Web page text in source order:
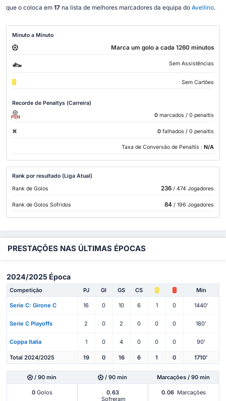
que o coloca em 17na lista de melhores marcadores da equipa do Avellino.
Minuto a Minuto
Marca um golo a cada 1260 minutos
Sem Assistências
Sem Cartões
Recorde de Penaltys (Carreira)
PEN 0 marcados / 0 penaltis
0 falhados / 0 penaltis
Taxa de Conversão de Penaltis : N/A
Rank por resultado (Liga Atual)
Rank de Golos
236/ 474 Jogadores
Rank de Golos Sofridos 84/ 196 Jogadores
PRESTAÇÕES NAS ÚLTIMAS ÉPOCAS
2024/2025 Época
Competição PJ Gl GS CS Min
Serie C: Girone C 16 0 10 6 1 0 1440'
Serie C Playoffs 2 0 2 0 0 0 180'
Coppa Italia 1 0 4 0 0 0 90'
Total 2024/2025 19 0 16 6 1 0 1710'
/ 90 min / 90 min Marcações / 90 min
0Golos
0.63
Sofreram
0.06 Marcações